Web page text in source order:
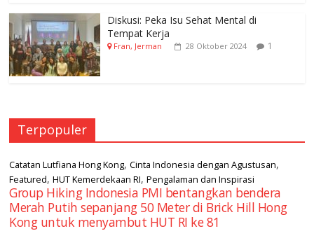
Diskusi: Peka Isu Sehat Mental di
Tempat Kerja
Fran, Jerman 28 Oktober 2024 1
Terpopuler
Catatan Lutfiana Hong Kong,Cinta Indonesia dengan Agustusan,
Featured,HUT Kemerdekaan RI,Pengalaman dan Inspirasi
Group Hiking Indonesia PMI bentangkan bendera
Merah Putih sepanjang 50 Meter di Brick Hill Hong
Kong untuk menyambut HUT RI ke 81